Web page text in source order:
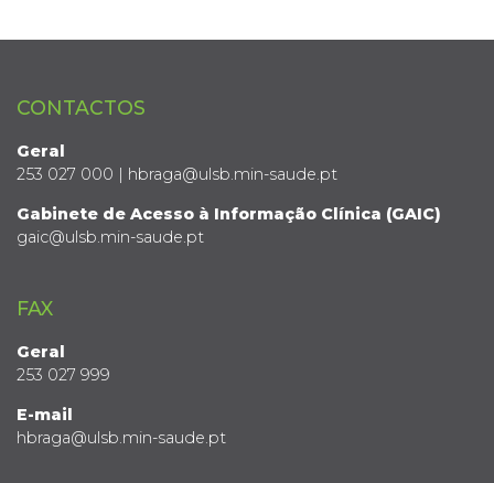
CONTACTOS
Geral
253 027 000 | hbraga@ulsb.min-saude.pt
Gabinete de Acesso à Informação Clínica (GAIC)
gaic@ulsb.min-saude.pt
FAX
Geral
253 027 999
E-mail
hbraga@ulsb.min-saude.pt